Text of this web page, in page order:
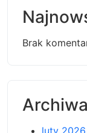
Brak
Archiwa
luty 2026